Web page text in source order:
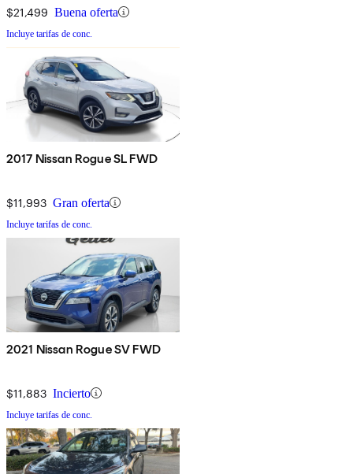
$21,499 Buena oferta
Incluye tarifas de conc.
2017 Nissan Rogue SL FWD
$11,993 Gran oferta
Incluye tarifas de conc.
2021 Nissan Rogue SV FWD
$11,883 Incierto
Incluye tarifas de conc.